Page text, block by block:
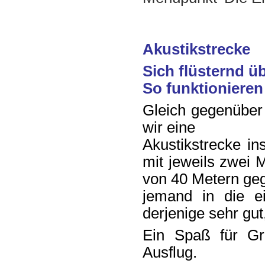
Akustikstrecke
Sich flüsternd
So
Gleich
wir eine
Akustikstrecke
mit jeweils zwei
von 40 Metern
jemand in die
derjenige sehr
Ein Spaß für
Ausflug.